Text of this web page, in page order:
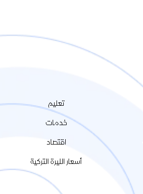
تعليم
خدمات
اقتصاد
أسعار الليرة التركية